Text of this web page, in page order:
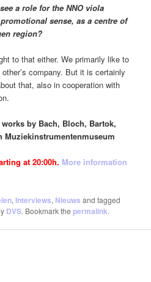
a role for the NNO viola
sense, as a centre of
region?
to that either. We primarily like to
company. But it is certainly
that, also in cooperation with
by Bach, Bloch, Bartok,
Muziekinstrumentenmuseum
at 20:00h. More information
, Interviews, Nieuws and tagged
DVS. Bookmark the permalink.